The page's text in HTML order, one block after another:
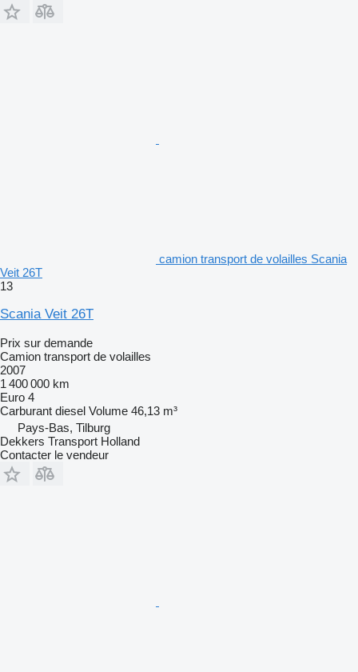
camion transport de volailles Scania
Veit 26T
13
Scania Veit 26T
Prix sur demande
Camion transport de volailles
2007
1 400 000 km
Euro 4
Carburant diesel Volume 46,13 m³
Pays-Bas, Tilburg
Dekkers Transport Holland
Contacter le vendeur